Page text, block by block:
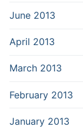
June 2013
April 2013
March 2013
February 2013
January 2013